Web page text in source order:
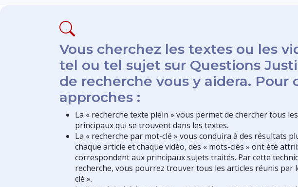
Vous cherchez les textes ou les
tel ou tel sujet sur Questions
de recherche vous y aidera. Pour
approches :
La « recherche texte plein » vous permet de chercher tous
principaux qui se trouvent dans les textes.
La « recherche par mot-clé » vous conduira à des résultats
chaque article et chaque vidéo, des « mots-clés » ont été
correspondent aux principaux sujets traités. Par cette
recherche, vous pourrez trouver tous les articles réunis par
clé ».